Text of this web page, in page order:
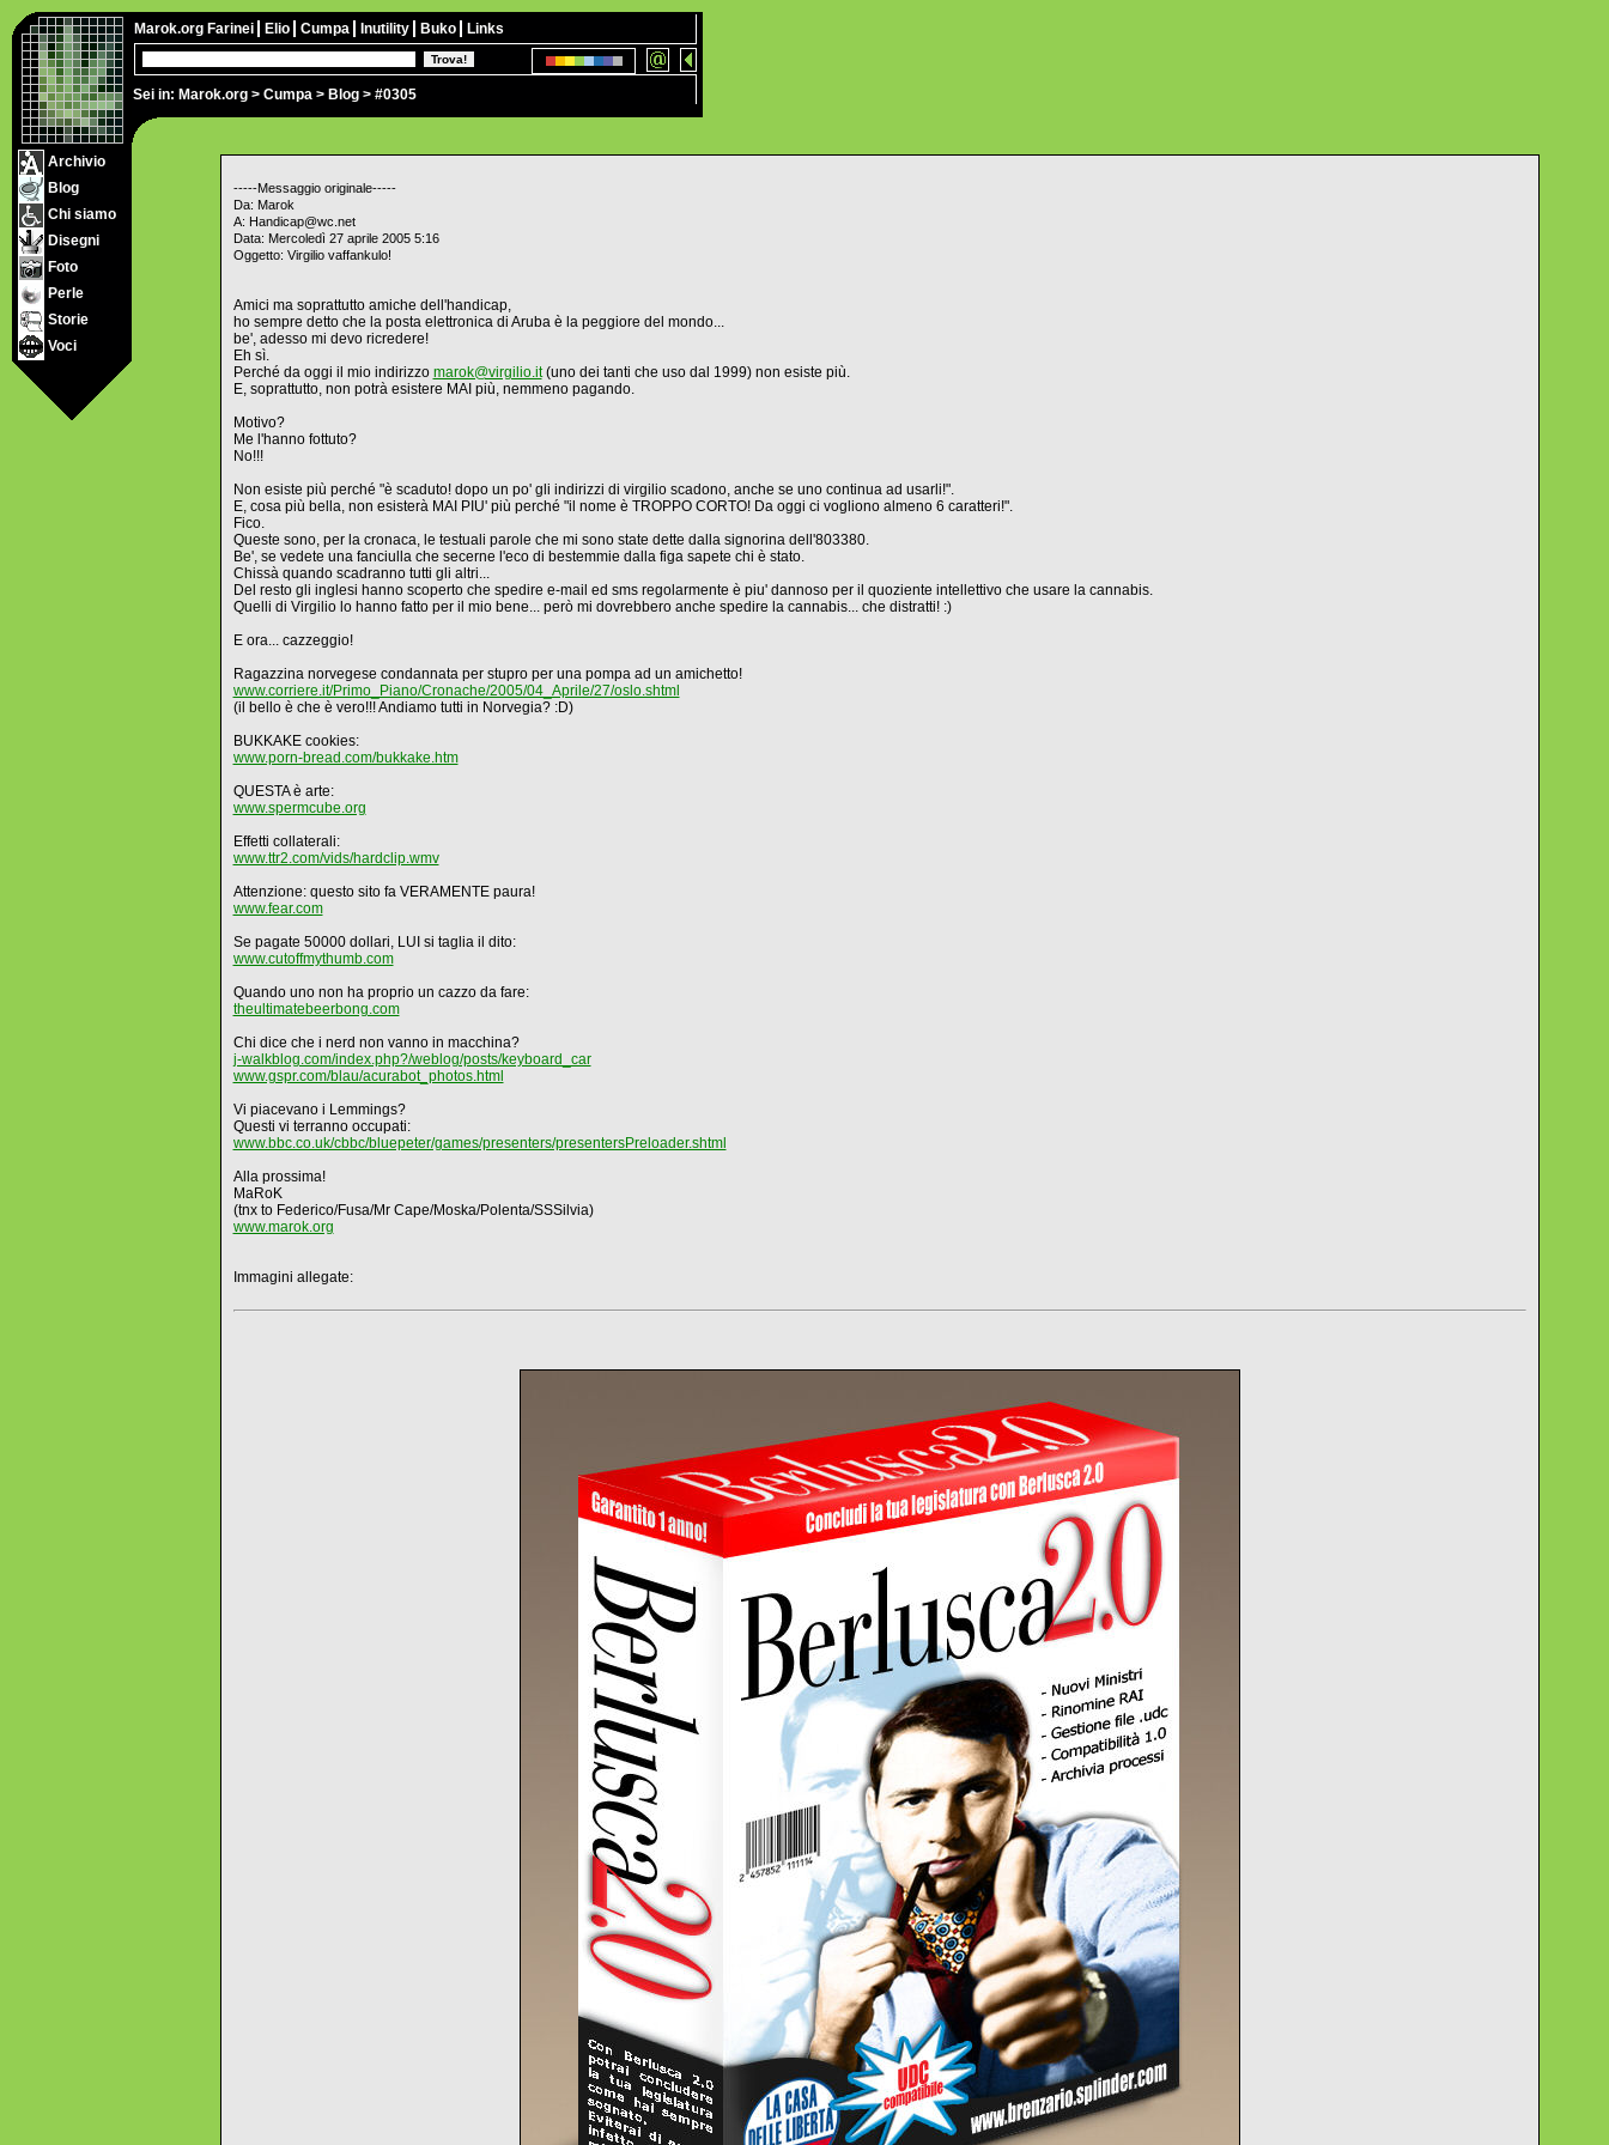
Sei in: Marok.org > Cumpa > Blog > #0305
Marok.org Farinei Elio Cumpa Inutility Buko Links
Archivio
Blog
Chi siamo
Disegni
Foto
Perle
Storie
Voci
-----Messaggio originale-----
Da: Marok
A: Handicap@wc.net
Data: Mercoledì 27 aprile 2005 5:16
Oggetto: Virgilio vaffankulo!
Amici ma soprattutto amiche dell'handicap,
ho sempre detto che la posta elettronica di Aruba è la peggiore del mondo...
be', adesso mi devo ricredere!
Eh sì.
Perché da oggi il mio indirizzo marok@virgilio.it(uno dei tanti che uso dal 1999) non esiste più.
E, soprattutto, non potrà esistere MAI più, nemmeno pagando.
Motivo?
Me l'hanno fottuto?
No!!!
Non esiste più perché "è scaduto! dopo un po' gli indirizzi di virgilio scadono, anche se uno continua ad usarli!".
E, cosa più bella, non esisterà MAI PIU' più perché "il nome è TROPPO CORTO! Da oggi ci vogliono almeno 6 caratteri!".
Fico.
Queste sono, per la cronaca, le testuali parole che mi sono state dette dalla signorina dell'803380.
Be', se vedete una fanciulla che secerne l'eco di bestemmie dalla figa sapete chi è stato.
Chissà quando scadranno tutti gli altri...
Del resto gli inglesi hanno scoperto che spedire e-mail ed sms regolarmente è piu' dannoso per il quoziente intellettivo che usare la cannabis.
Quelli di Virgilio lo hanno fatto per il mio bene... però mi dovrebbero anche spedire la cannabis... che distratti! :)
E ora... cazzeggio!
Ragazzina norvegese condannata per stupro per una pompa ad un amichetto!
www.corriere.it/Primo_Piano/Cronache/2005/04_Aprile/27/oslo.shtml
(il bello è che è vero!!! Andiamo tutti in Norvegia? :D)
BUKKAKE cookies:
www.porn-bread.com/bukkake.htm
QUESTA è arte:
www.spermcube.org
Effetti collaterali:
www.ttr2.com/vids/hardclip.wmv
Attenzione: questo sito fa VERAMENTE paura!
www.fear.com
Se pagate 50000 dollari, LUI si taglia il dito:
www.cutoffmythumb.com
Quando uno non ha proprio un cazzo da fare:
theultimatebeerbong.com
Chi dice che i nerd non vanno in macchina?
j-walkblog.com/index.php?/weblog/posts/keyboard_car
www.gspr.com/blau/acurabot_photos.html
Vi piacevano i Lemmings?
Questi vi terranno occupati:
www.bbc.co.uk/cbbc/bluepeter/games/presenters/presentersPreloader.shtml
Alla prossima!
MaRoK
(tnx to Federico/Fusa/Mr Cape/Moska/Polenta/SSSilvia)
www.marok.org
Immagini allegate: